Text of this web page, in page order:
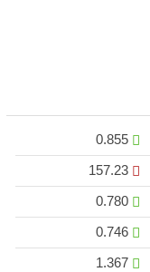
0.855
157.23
0.780
0.746
1.367